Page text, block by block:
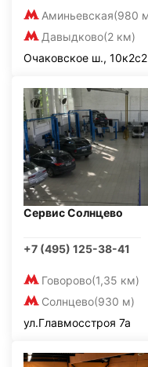
Аминьевская(980
Давыдково(2 км)
Очаковское ш., 10к2с2
Сервис Солнцево
+7 (495) 125-38-41
Говорово(1,35 км)
Солнцево(930 м)
ул.Главмосстроя 7а